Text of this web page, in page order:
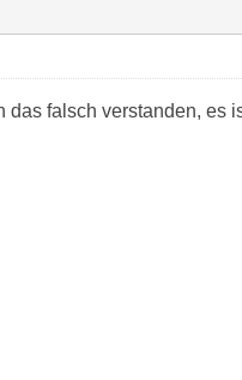
das falsch verstanden, es